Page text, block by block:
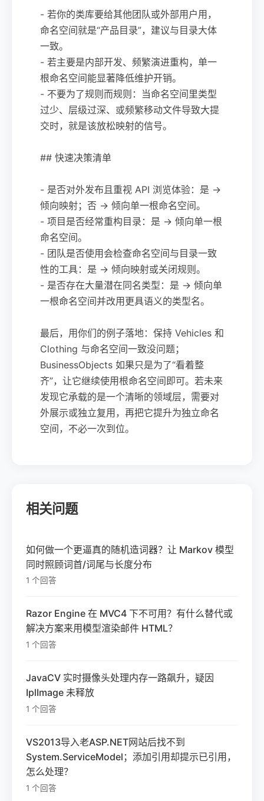
- 若你的类库要给其他团队或外部用户用，
命名空间就是“产品目录”，建议与目录大体
一致。
- 若主要是内部开发、频繁演进重构，单一
根命名空间能显著降低维护开销。
- 不要为了规则而规则：当命名空间里类型
过少、层级过深、或频繁移动文件导致大提
交时，就是该放松映射的信号。
## 快速决策清单
- 是否对外发布且重视 API 浏览体验：是 →
倾向映射；否 → 倾向单一根命名空间。
- 项目是否经常重构目录：是 → 倾向单一根
命名空间。
- 团队是否使用会检查命名空间与目录一致
性的工具：是 → 倾向映射或关闭规则。
- 是否存在大量潜在同名类型：是 → 倾向单
一根命名空间并改用更具语义的类型名。
最后，用你们的例子落地：保持 Vehicles 和
Clothing 与命名空间一致没问题；
BusinessObjects 如果只是为了“看着整
齐”，让它继续使用根命名空间即可。若未来
发现它承载的是一个清晰的领域层，需要对
外展示或独立复用，再把它提升为独立命名
空间，不必一次到位。
相关问题
如何做一个更逼真的随机造词器？让 Markov 模型
同时照顾词首/词尾与长度分布
1 个回答
Razor Engine 在 MVC4 下不可用？有什么替代或
解决方案来用模型渲染邮件 HTML？
1 个回答
JavaCV 实时摄像头处理内存一路飙升，疑因
IplImage 未释放
1 个回答
VS2013导入老ASP.NET网站后找不到
System.ServiceModel；添加引用却提示已引用，
怎么处理？
1 个回答